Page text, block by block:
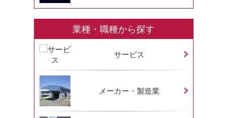
業種・職種から探す
サービス
メーカー・製造業